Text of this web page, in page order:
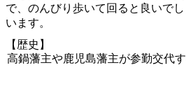
【歴史】
で、のんびり歩いて回ると良いで
います。
高鍋藩主や鹿児島藩主が参勤交代